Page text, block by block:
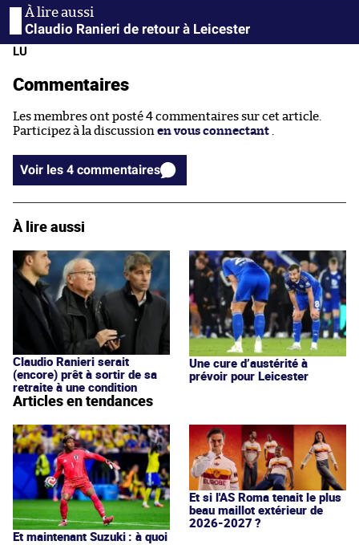
Claudio Ranieri de retour à Leicester
LU
Commentaires
Les membres ont posté 4 commentaires sur cet article.
Participez à la discussion en vous connectant
Voir les 4 commentaires
À lire aussi
Claudio Ranieri serait
(encore) prêt à sortir de sa
retraite à une condition
Une cure d’austérité à
prévoir pour Leicester
Articles en tendances
Et maintenant Suzuki : à quoi
Et si l'AS Roma tenait le plus
beau maillot extérieur de
2026-2027 ?